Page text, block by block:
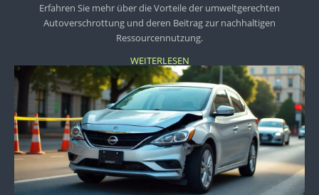
Erfahren Sie mehr über die Vorteile der umweltgerechten
Autoverschrottung und deren Beitrag zur nachhaltigen
Ressourcennutzung.
WEITERLESEN